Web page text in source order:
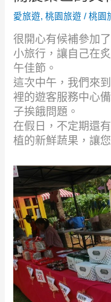
愛旅遊,桃園旅遊 /桃園
很開心有候補參加
小旅行，讓自己在
午佳節。
這次中午，我們來
裡的遊客服務中心
子挨餓問題。
在假日，不定期還
植的新鮮蔬果，讓